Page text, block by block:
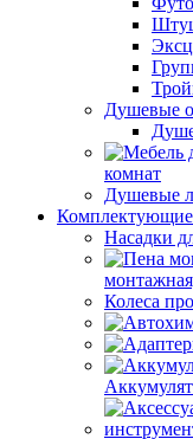
Душевые
комнат
Душевые
Комплектующие
Насадки
Колеса